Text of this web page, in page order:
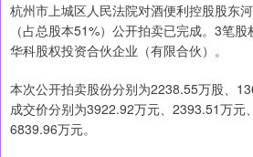
杭州市上城区人民法院对酒便利控股股东
（占总股本51%）公开拍卖已完成。3笔
华科股权投资合伙企业（有限合伙）。
本次公开拍卖股份分别为2238.55万股、
成交价分别为3922.92万元、2393.51万元
6839.96万元。